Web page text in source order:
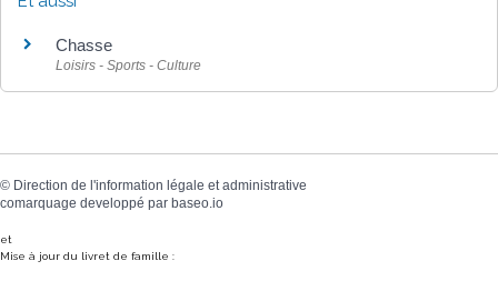
Chasse
Loisirs - Sports - Culture
© Direction de l'information légale et administrative
comarquage developpé par baseo.io
et
Mise à jour du livret de famille :